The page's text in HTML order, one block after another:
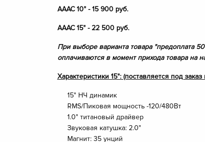
АААС 10" - 15 900 руб.
АААС 15" - 22 500 руб.
При выборе варианта товара "предоплата
оплачиваются в момент прихода товара на
Характеристики 15": (поставляется под заказ
15" НЧ динамик
RMS/Пиковая мощность -120/480Вт
1.0" титановый драйвер
Звуковая катушка: 2.0"
Магнит: 35 унций